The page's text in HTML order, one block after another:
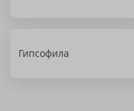
Гипсофила